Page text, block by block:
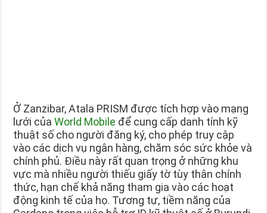
Ở Zanzibar, Atala PRISM được tích hợp vào mạng
lưới củaWorld Mobile để cung cấp danh tính kỹ
thuật số cho người đăng ký, cho phép truy cập
vào các dịch vụ ngân hàng, chăm sóc sức khỏe và
chính phủ. Điều này rất quan trọng ở những khu
vực mà nhiều người thiếu giấy tờ tùy thân chính
thức, hạn chế khả năng tham gia vào các hoạt
động kinh tế của họ. Tương tự, tiềm năng của